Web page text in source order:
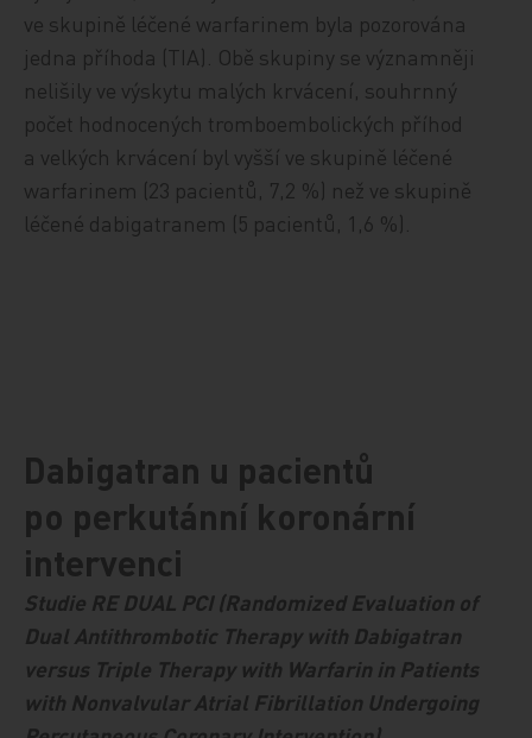
ve skupině léčené warfarinem byla pozorována
jedna příhoda (TIA). Obě skupiny se významněji
nelišily ve výskytu malých krvácení, souhrnný
počet hodnocených tromboembolických příhod
a velkých krvácení byl vyšší ve skupině léčené
warfarinem (23 pacientů, 7,2 %) než ve skupině
léčené dabigatranem (5 pacientů, 1,6 %).
Dabigatran u pacientů
po perkutánní koronární
intervenci
Studie RE DUAL PCI (Randomized Evaluation of
Dual Antithrombotic Therapy with Dabigatran
versus Triple Ther­apy with Warfarin in Patients
with Nonvalvular Atrial Fibrillation Undergoing